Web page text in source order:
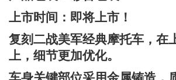
上市时间：即将上市！
复刻二战美军经典摩托车，在
上，细节更加优化。